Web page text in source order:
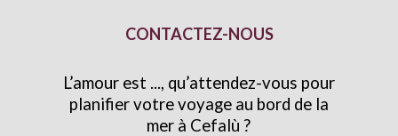
CONTACTEZ-NOUS
L’amour est ..., qu’attendez-vous pour
planifier votre voyage au bord de la
mer à Cefalù ?